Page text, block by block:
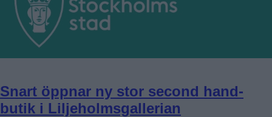
Snart öppnar ny stor second hand-
butik i Liljeholmsgallerian